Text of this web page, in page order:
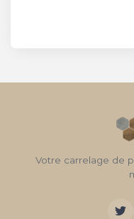
Votre carrelage de